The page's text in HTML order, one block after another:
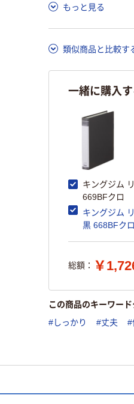
もっと見る
類似商品と比較す
一緒に購入
キングジム
669BFクロ
キングジム
黒 668BFクロ
総額： ￥
この商品のキーワー
#しっかり #丈夫 #